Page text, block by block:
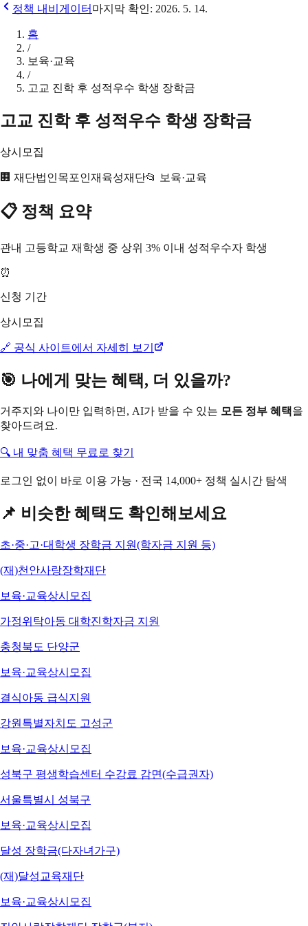
정책 내비게이터 마지막 확인: 2026. 5. 14.
홈
/
보육·교육
/
고교 진학 후 성적우수 학생 장학금
고교 진학 후 성적우수 학생 장학금
상시모집
🏢 재단법인목포인재육성재단📂 보육·교육
📋 정책 요약
관내 고등학교 재학생 중 상위 3% 이내 성적우수자 학생
⏰
신청 기간
상시모집
🔗 공식 사이트에서 자세히 보기
🎯 나에게 맞는 혜택, 더 있을까?
거주지와 나이만 입력하면, AI가 받을 수 있는 모든 정부 혜택을
찾아드려요.
🔍 내 맞춤 혜택 무료로 찾기
로그인 없이 바로 이용 가능 · 전국 14,000+ 정책 실시간 탐색
📌 비슷한 혜택도 확인해보세요
초·중·고·대학생 장학금 지원(학자금 지원 등)
(재)천안사랑장학재단
보육·교육상시모집
가정위탁아동 대학진학자금 지원
충청북도 단양군
보육·교육상시모집
결식아동 급식지원
강원특별자치도 고성군
보육·교육상시모집
성북구 평생학습센터 수강료 감면(수급권자)
서울특별시 성북구
보육·교육상시모집
달성 장학금(다자녀가구)
(재)달성교육재단
보육·교육상시모집